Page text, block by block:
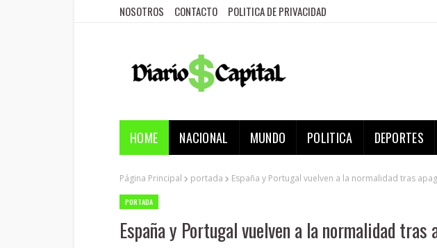
NOSOTROS CONTACTO POLITICA DE PRIVACIDAD
HOME NACIONAL MUNDO POLITICA DEPORTES
Página Principal portada España y Portugal vuelven a la normalidad tras
PORTADA
España y Portugal vuelven a la normalidad tras